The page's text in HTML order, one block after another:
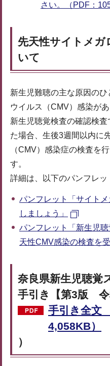
さい。（PDF：
先天性サイトメガ
いて
新生児難聴の主な原因の
ウイルス（CMV）感染があ
新生児聴覚検査の確認検
た場合、生後3週間以内に
（CMV）感染症の検査を
す。
詳細は、以下のパンフレッ
パンフレット「サイト
しましょう」
パンフレット「新生児
天性CMV感染の検査を
奈良県新生児聴覚
手引き【第3版 令
手引き全文
4,058KB）
）